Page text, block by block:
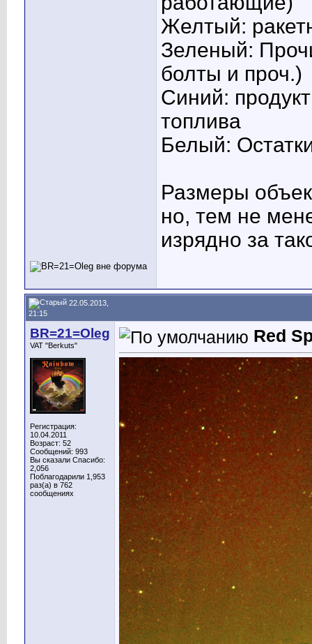
Желтый:
Зеленый:
болты и проч.)
Синий:
топлива
Белый:
Размеры
но, тем не
изрядно за
22.05.2013,
21:15
BR=21=Oleg
VAT "Berkuts"
Регистрация:
10.04.2011
Возраст: 52
Сообщений: 993
Вы сказали Спасибо:
2,056
Поблагодарили 1,953
раз(а) в 762
сообщениях
Red